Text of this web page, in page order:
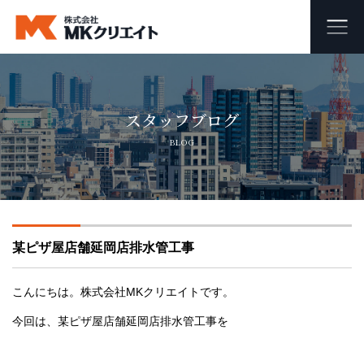
ホーム
MKクリエイトのワンストップ自社施工
ビル・マンション・商業施設の大規模修繕工事
外壁塗装・防水工事
オフィス・店舗の内装リフォーム・リノベーション
足場組み立て・解体工事
スタッフブログ
BLOG
某ピザ屋店舗延岡店排水管工事
こんにちは。株式会社MKクリエイトです。
今回は、某ピザ屋店舗延岡店排水管工事を